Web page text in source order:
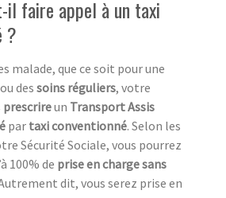
il faire appel à un taxi
?
malade, que ce soit pour une
ou des soins réguliers, votre
prescrireun Transport Assis
par taxi conventionné. Selon les
Sécurité Sociale, vous pourrez
100% de prise en charge sans
dit, vous serez prise en